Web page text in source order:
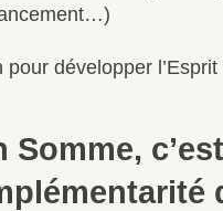
développer l’Esprit
Somme,